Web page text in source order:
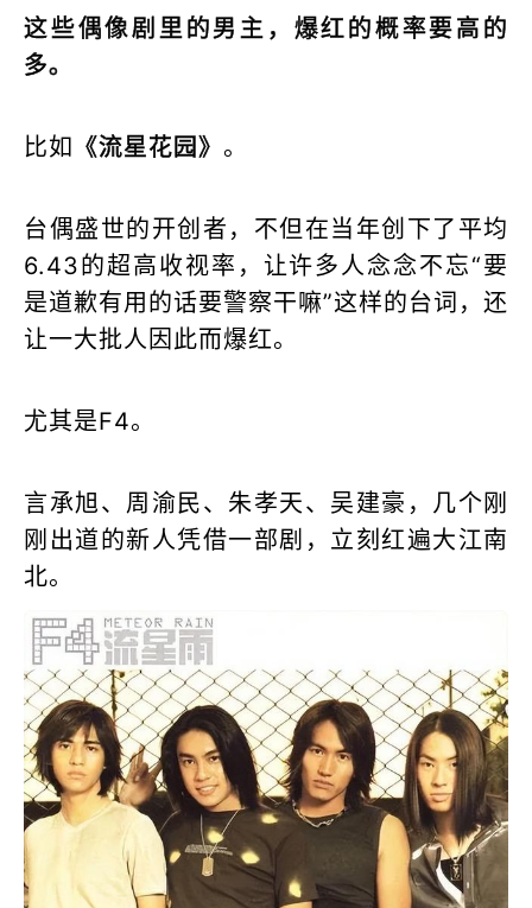
这些偶像剧里的男主，爆红的概率要高的
多。
比如 《流星花园》 。
台偶盛世的开创者，不但在当年创下了平均
6.43的超高收视率，让许多人念念不忘“要
是道歉有用的话要警察干嘛”这样的台词，还
让一大批人因此而爆红。
尤其是F4。
言承旭、周渝民、朱孝天、吴建豪，几个刚
刚出道的新人凭借一部剧，立刻红遍大江南
北。